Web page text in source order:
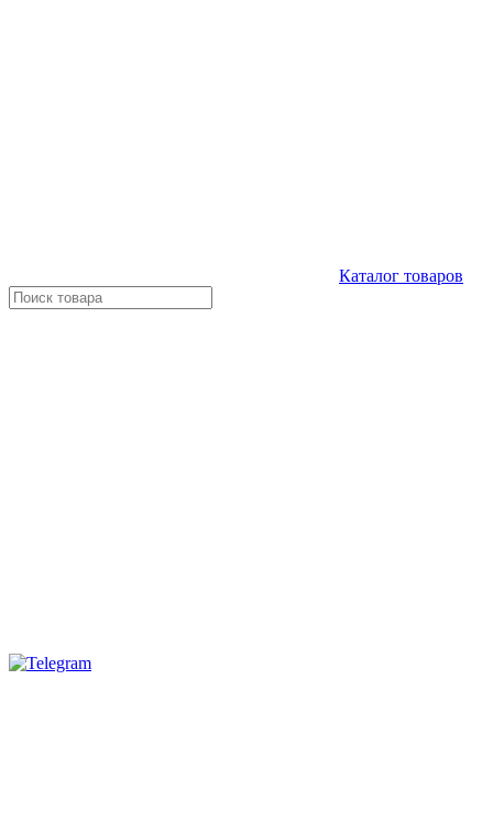
Каталог товаров